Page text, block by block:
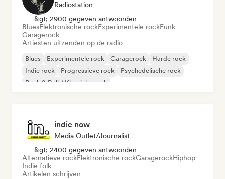
Radiostation
&gt; 2900 gegeven antwoorden
BluesElektronische rockExperimentele rockFunk
Garagerock
Artiesten uitzenden op de radio
Blues Experimentele rock Garagerock
Harde rock
Indie rock
Progressieve rock
Psychedelische rock
Rock & Roll / Klassieke rock
indie now
Media Outlet/Journalist
&gt; 2400 gegeven antwoorden
Alternatieve rockElektronische rockGaragerockHiphop
Indie folk
Artikelen schrijven